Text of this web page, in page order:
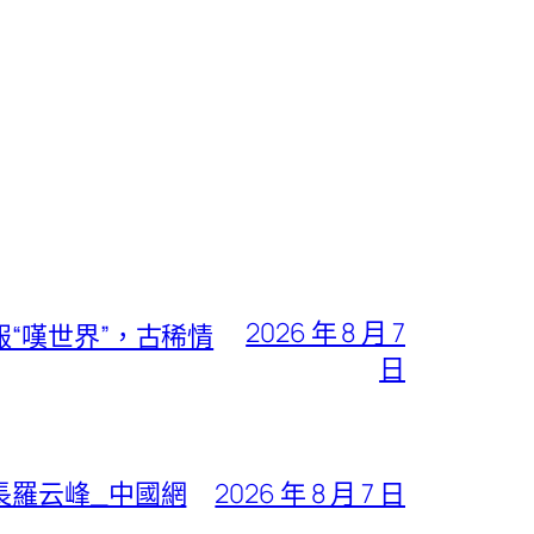
嘆世界”，古稀情
2026 年 8 月 7
日
羅云峰_中國網 2026 年 8 月 7 日